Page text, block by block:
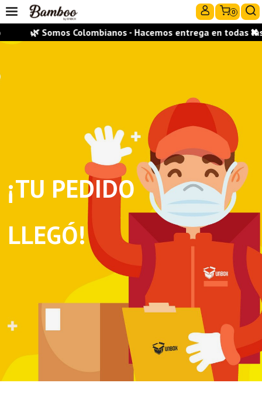
0
¡TU PEDIDO
LLEGÓ!
🌿 Somos Colombianos - Hacemos entrega en todas ✖